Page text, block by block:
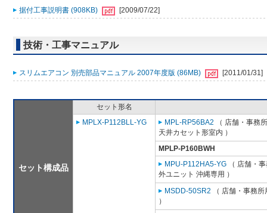
据付工事説明書 (908KB) [2009/07/22]
技術・工事マニュアル
スリムエアコン 別売部品マニュアル 2007年度版 (86MB) [2011/01/31]
セット構成品
セット形名
MPLX-P112BLL-YG
MPL-RP56BA2 （ 店舗・事務
天井カセット形室内 ）
MPLP-P160BWH
MPU-P112HA5-YG （ 店舗・
外ユニット 沖縄専用 ）
MSDD-50SR2 （ 店舗・事務
）